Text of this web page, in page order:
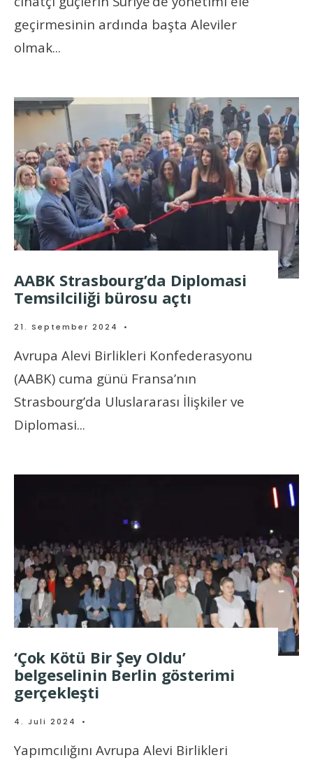
geçirmesinin ardında başta Aleviler
olmak...
AABK Strasbourg’da Diplomasi
Temsilciliği bürosu açtı
21. September 2024 •
Avrupa Alevi Birlikleri Konfederasyonu
(AABK) cuma günü Fransa’nın
Strasbourg’da Uluslararası İlişkiler ve
Diplomasi...
‘Çok Kötü Bir Şey Oldu’
belgeselinin Berlin gösterimi
gerçekleşti
4. Juli 2024 •
Yapımcılığını Avrupa Alevi Birlikleri